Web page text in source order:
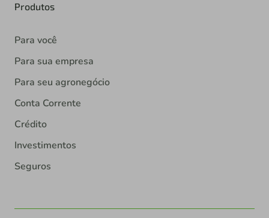
Produtos
Para você
Para sua empresa
Para seu agronegócio
Conta Corrente
Crédito
Investimentos
Seguros